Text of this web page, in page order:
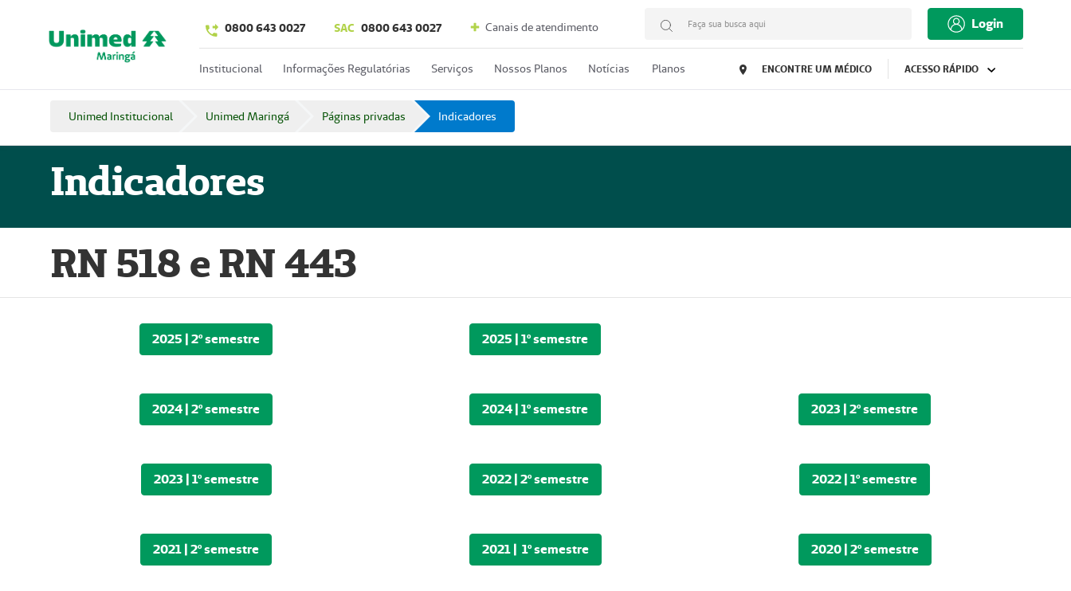
0800 643 0027 SAC 0800 643 0027 Canais de atendimento Faça sua busca aqui Login
Institucional Informações Regulatórias Serviços Nossos Planos Notícias Planos ENCONTRE UM MÉDICO ACESSO RÁPIDO
Unimed Institucional Unimed Maringá Páginas privadas Indicadores
Indicadores
RN 518 e RN 443
2025 | 2º semestre 2025 | 1º semestre
2024 | 2º semestre 2024 | 1º semestre 2023 | 2º semestre
2023 | 1º semestre 2022 | 2º semestre 2022 | 1º semestre
2021 | 2º semestre 2021 | 1º semestre 2020 | 2º semestre